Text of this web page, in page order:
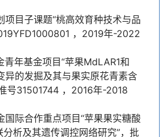
项目子课题“桃高效育种技术与品
，2019年-2022
青年基金项目“苹果MdLAR1和
异的发掘及其与果实原花青素含
号31501744 ，2016年-2018
国际合作重点项目“苹果果实糖酸
析及其遗传调控网络研究”，批